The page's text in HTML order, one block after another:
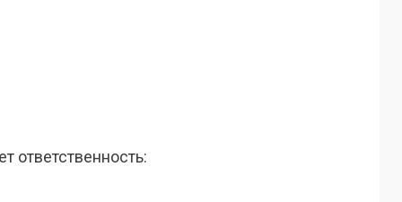
ответственность: